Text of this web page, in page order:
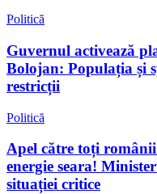
Politică
Guvernul activează
Bolojan: Populația și
restricții
Politică
Apel către toți
energie seara!
situației critice